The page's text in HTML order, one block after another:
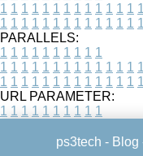
1 1 1 1 1 1 1 1 1 1 1 1 1 1
1 1 1 1 1 1 1 1 1 1 1 1 1 1
PARALLELS:
1 1 1 1 1 1 1 1 1 1
1 1 1 1 1 1 1 1 1 1 1 1 1 1
1 1 1 1 1 1 1 1 1 1 1 1 1 1
URL PARAMETER:
1 1 1 1 1 1 1 1 1 1
ps3tech - Blog